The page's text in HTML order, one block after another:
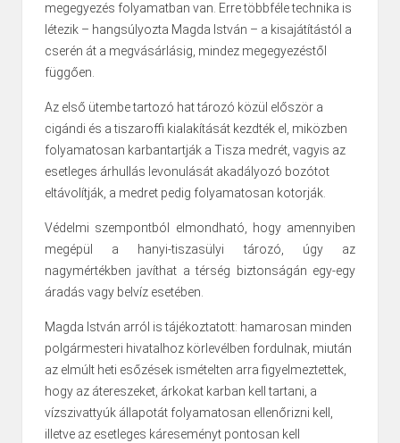
megegyezés folyamatban van. Erre többféle technika is
létezik – hangsúlyozta Magda István – a kisajátítástól a
cserén át a megvásárlásig, mindez megegyezéstől
függően.
Az első ütembe tartozó hat tározó közül először a
cigándi és a tiszaroffi kialakítását kezdték el, miközben
folyamatosan karbantartják a Tisza medrét, vagyis az
esetleges árhullás levonulását akadályozó bozótot
eltávolítják, a medret pedig folyamatosan kotorják.
Védelmi szempontból elmondható, hogy amennyiben
megépül a hanyi-tiszasülyi tározó, úgy az
nagymértékben javíthat a térség biztonságán egy-egy
áradás vagy belvíz esetében.
Magda István arról is tájékoztatott: hamarosan minden
polgármesteri hivatalhoz körlevélben fordulnak, miután
az elmúlt heti esőzések ismételten arra figyelmeztettek,
hogy az átereszeket, árkokat karban kell tartani, a
vízszivattyúk állapotát folyamatosan ellenőrizni kell,
illetve az esetleges káreseményt pontosan kell